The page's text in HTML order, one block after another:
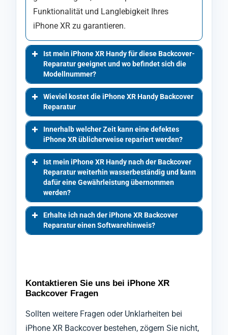
Funktionalität und Langlebigkeit Ihres
iPhone XR zu garantieren.
Ist mein iPhone XR Handy für diese Backcover-
Reparatur geeignet und wo befindet sich die
Modellnummer?
Wieviel kostet die iPhone XR Handy Backcover
Reparatur
Innerhalb welcher Zeit kann eine defektes
iPhone XR üblicherweise repariert werden?
Ist mein iPhone XR Handy nach der Backcover
Reparatur weiterhin wasserbeständig und kann
dafür eine Gewährleistung übernommen
werden?
Erhalte ich nach der iPhone XR Backcover
Reparatur einen Softwarehinweis?
Kontaktieren Sie uns bei iPhone XR
Backcover Fragen
Sollten weitere Fragen oder Unklarheiten bei
iPhone XR Backcover bestehen, zögern Sie nicht,